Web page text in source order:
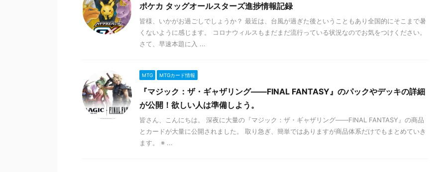
ポケカ タッグオールスターズ進捗情報記録
皆様、いかがお過ごしでしょうか？ 最近は、台風が過ぎた後ということもあり全国的にそこまで暑
くないように感じます。 コロナウィルスもまだまだ流行っている状況なのでお気をつけください。
さて、早速本題に入 ...
MTG MTGカード情報
『マジック：ザ・ギャザリング――FINAL FANTASY』のパックやデッキの詳細
が公開！欲しい人は準備しよう。
皆さん、こんにちは。 深夜に大量の『マジック：ザ・ギャザリング――FINAL FANTASY』の商品
とカードが大量に公開されました。 取り急ぎ、簡単ではありますが商品体系だけでもまとめていき
ます。 ※ ...